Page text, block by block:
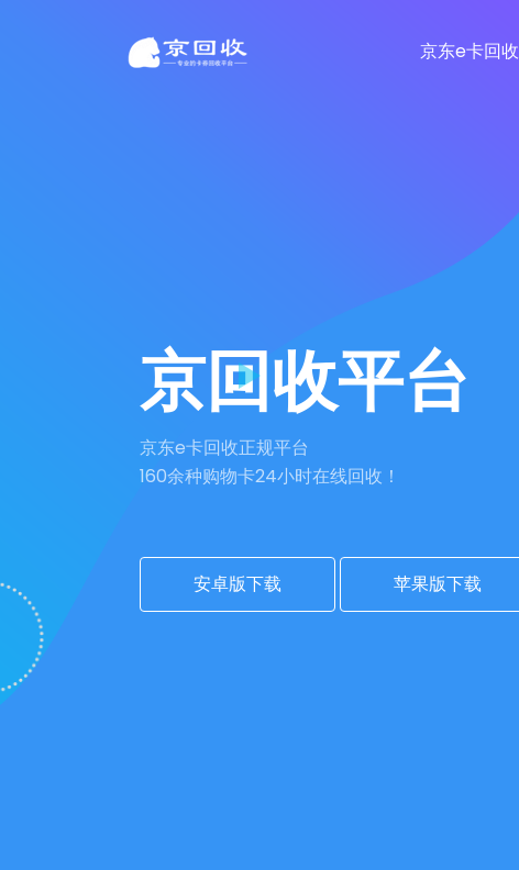
京东e卡回收
京回收平台
京东e卡回收正规平台
160余种购物卡24小时在线回收！
安卓版下载 苹果版下载